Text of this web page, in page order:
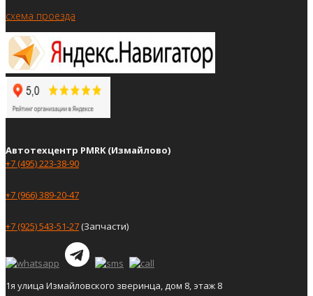
схема проезда
Автотехцентр PMRK (Измайлово)
+7 (495) 223-38-90
+7 (966) 389-20-47
+7 (925) 543-51-27(Запчасти)
1я улица Измайловского зверинца, дом 8, этаж 8